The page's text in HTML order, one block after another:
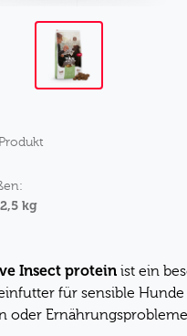
kg
Insect protein ist ein
für sensible
oder